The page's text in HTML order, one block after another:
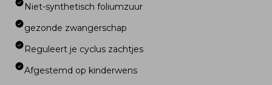
Niet-synthetisch foliumzuur
gezonde zwangerschap
Reguleert je cyclus zachtjes
Afgestemd op kinderwens